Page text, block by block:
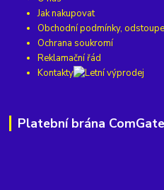
Jak nakupovat
Obchodní podmínky,
Ochrana soukromí
Reklamační řád
Kontakty
Platební brána ComGate